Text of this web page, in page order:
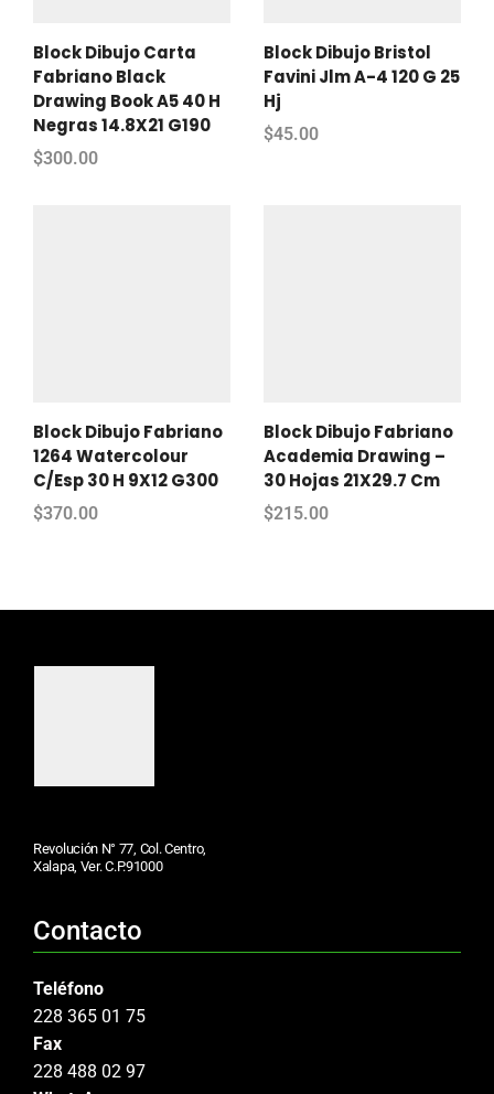
Block Dibujo Carta
Fabriano Black
Drawing Book A5 40 H
Negras 14.8X21 G190
$300.00
Block Dibujo Bristol
Favini Jlm A-4 120 G 25
Hj
$45.00
Block Dibujo Fabriano
1264 Watercolour
C/Esp 30 H 9X12 G300
$370.00
Block Dibujo Fabriano
Academia Drawing –
30 Hojas 21X29.7 Cm
$215.00
Revolución N° 77, Col. Centro,
Xalapa, Ver. C.P.91000
Contacto
Teléfono
228 365 01 75
Fax
228 488 02 97